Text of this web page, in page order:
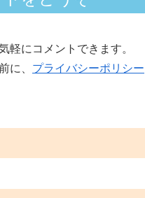
軽にコメントできます。
に、 プライバシーポリシー